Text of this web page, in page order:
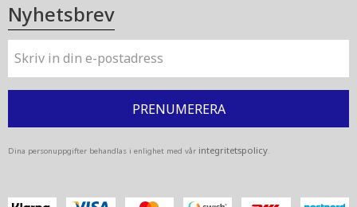
Nyhetsbrev
PRENUMERERA
Dina personuppgifter behandlas i enlighet med vår integritetspolicy.